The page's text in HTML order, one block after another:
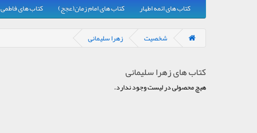
کتاب های ائمه اطهار
کتاب های امام زمان(عجج) کتاب های فاطمی
شخصیت زهرا سلیمانی
کتاب های زهرا سلیمانی
هیچ محصولی در لیست وجود ندارد.